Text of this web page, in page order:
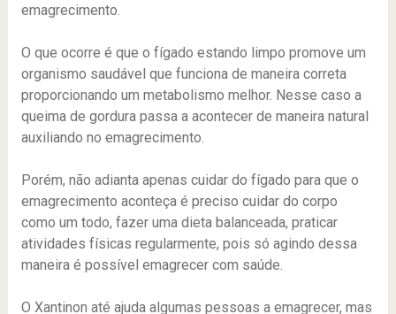
emagrecimento.
O que ocorre é que o fígado estando limpo promove um
organismo saudável que funciona de maneira correta
proporcionando um metabolismo melhor. Nesse caso a
queima de gordura passa a acontecer de maneira natural
auxiliando no emagrecimento.
Porém, não adianta apenas cuidar do fígado para que o
emagrecimento aconteça é preciso cuidar do corpo
como um todo, fazer uma dieta balanceada, praticar
atividades físicas regularmente, pois só agindo dessa
maneira é possível emagrecer com saúde.
O Xantinon até ajuda algumas pessoas a emagrecer, mas